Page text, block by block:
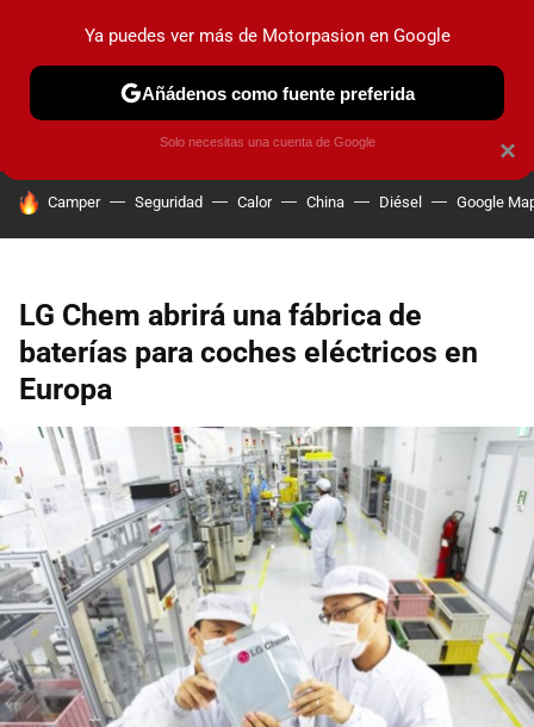
PRUEBAS COCHES ELÉCTRICOS OBSERVATORIO
HOY SE HABLA DE
Camper Seguridad Calor China Diésel Google
LG Chem abrirá una fábrica de
baterías para coches eléctricos en
Europa
×
Ya puedes ver más de Motorpasion en Google
Añádenos como fuente preferida
Solo necesitas una cuenta de Google